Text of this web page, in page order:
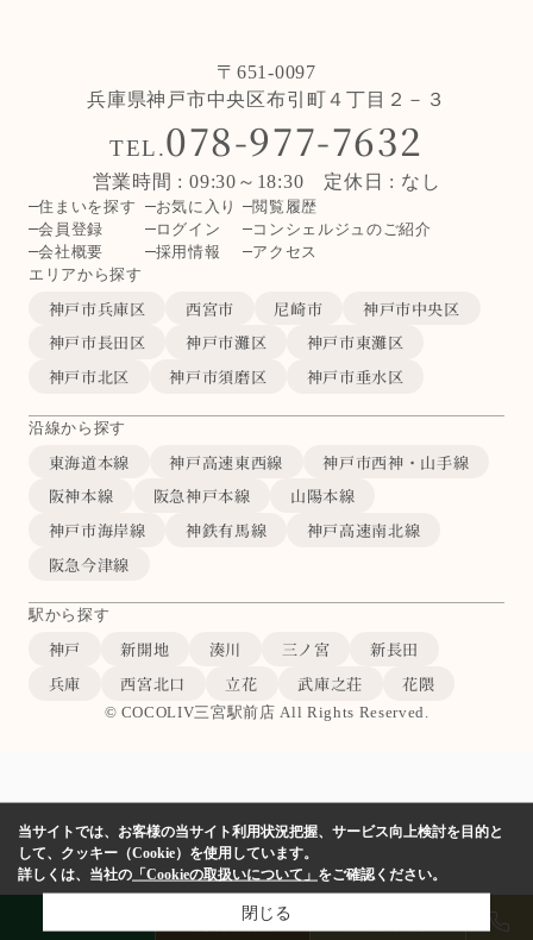
物件検索
〒651-0097
兵庫県神戸市中央区布引町４丁目２－３
TEL.078-977-7632
営業時間 : 09:30～18:30 定休日 : なし
住まいを探す お気に入り
閲覧履歴
会員登録
ログイン
コンシェルジュのご紹介
会社概要
採用情報
アクセス
エリアから探す
神戸市兵庫区 西宮市 尼崎市
神戸市中央区
神戸市長田区
神戸市灘区
神戸市東灘区
神戸市北区
神戸市須磨区 神戸市垂水区
沿線から探す
東海道本線 神戸高速東西線
神戸市西神・山手線
阪神本線
阪急神戸本線
山陽本線
神戸市海岸線
神鉄有馬線
神戸高速南北線
阪急今津線
駅から探す
神戸 新開地 湊川 三ノ宮
新長田
兵庫
西宮北口 立花 武庫之荘 花隈
© COCOLIV三宮駅前店 All Rights Reserved.
当サイトでは、お客様の当サイト利用状況把握、サービス向上検討を目的と
して、クッキー（Cookie）を使用しています。
詳しくは、当社の 「Cookieの取扱いについて」 をご確認ください。
閉じる